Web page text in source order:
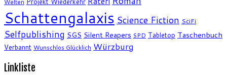
Welten
Schattengalaxis Science Fiction SciFi
Selfpublishing SGS Silent Reapers SPD Tabletop Taschenbuch
Verbannt Wunschlos Glücklich Würzburg
Linkliste